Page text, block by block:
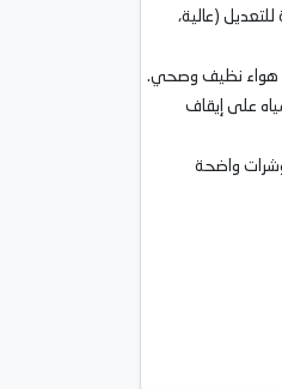
للتعديل (عالية،
هواء نظيف وصحي.
المياه على إيقاف
واضحة